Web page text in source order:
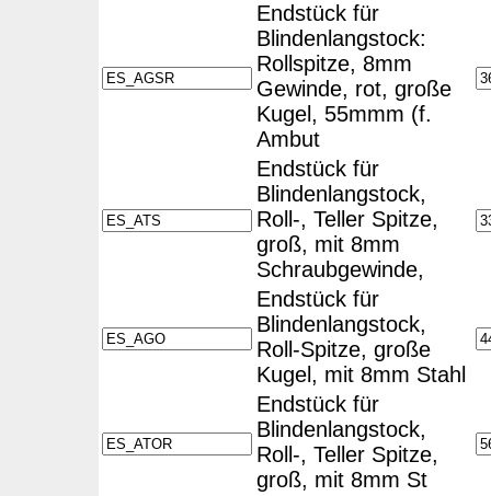
Endstück für
Blindenlangstock:
Rollspitze, 8mm
Gewinde, rot, große
Kugel, 55mmm (f.
Ambut
Endstück für
Blindenlangstock,
Roll-, Teller Spitze,
groß, mit 8mm
Schraubgewinde,
Endstück für
Blindenlangstock,
Roll-Spitze, große
Kugel, mit 8mm Stahl
Endstück für
Blindenlangstock,
Roll-, Teller Spitze,
groß, mit 8mm St